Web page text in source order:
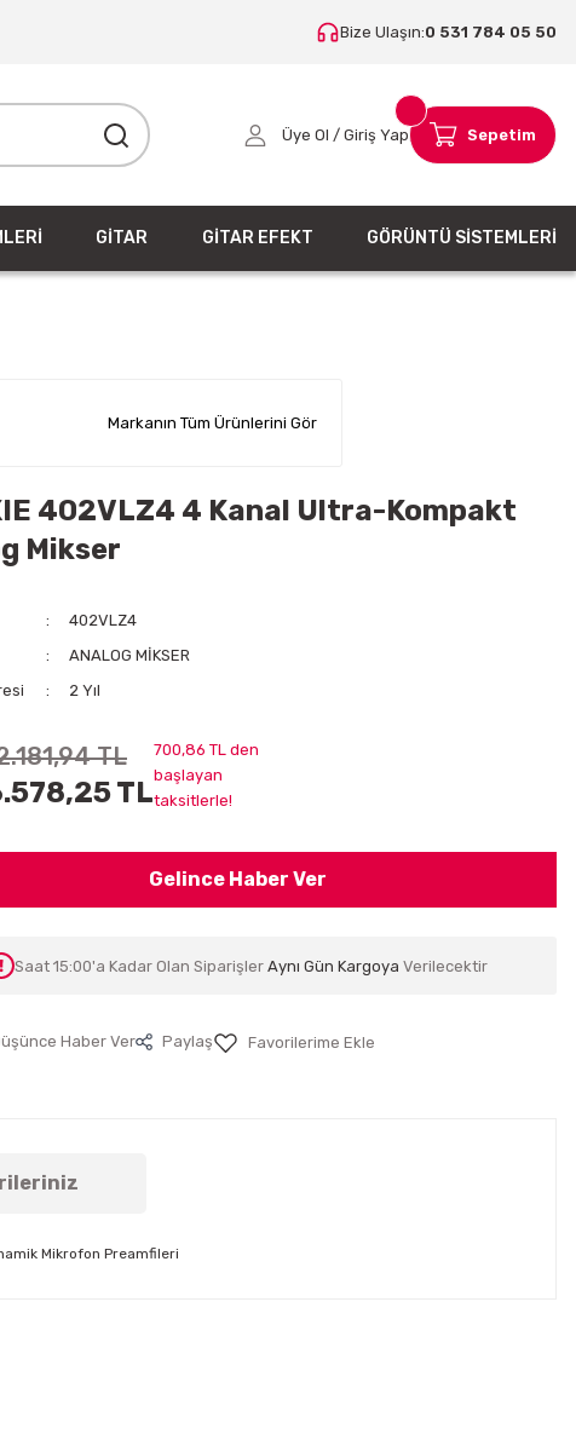
Bize Ulaşın:0 531 784 05 50
Üye Ol / Giriş Yap Sepetim
GİTAR GİTAR EFEKT GÖRÜNTÜ SİSTEMLERİ
Markanın Tüm Ürünlerini Gör
402VLZ4 4 Kanal Ultra-Kompakt
Mikser
402VLZ4
ANALOG MİKSER
2 Yıl
TL
TL
700,86 TL den
başlayan
taksitlerle!
Gelince Haber Ver
Saat 15:00'a Kadar Olan Siparişler Aynı Gün Kargoya Verilecektir
Haber Ver Paylaş
Mikrofon Preamfileri